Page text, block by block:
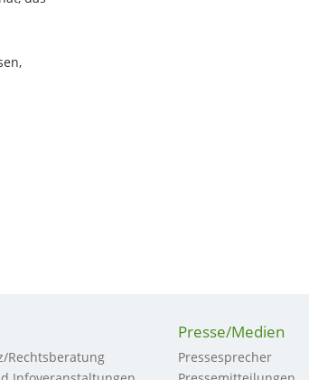
Rechtsberatung
Presse/Medien
Pressesprecher